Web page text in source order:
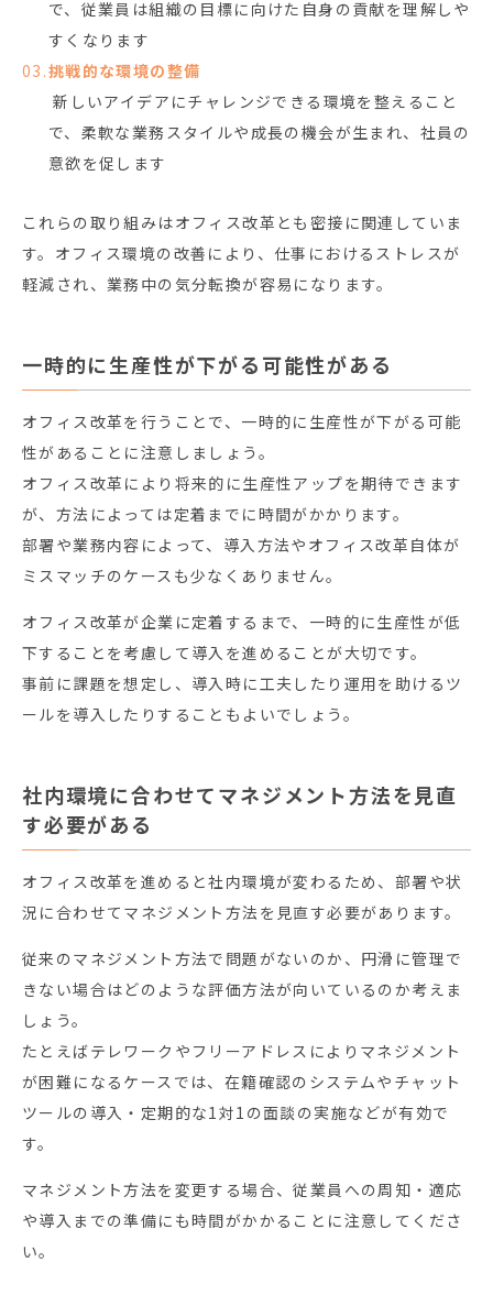
で、従業員は組織の目標に向けた自身の貢献を理解しや
すくなります
挑戦的な環境の整備
新しいアイデアにチャレンジできる環境を整えること
で、柔軟な業務スタイルや成長の機会が生まれ、社員の
意欲を促します
これらの取り組みはオフィス改革とも密接に関連していま
す。オフィス環境の改善により、仕事におけるストレスが
軽減され、業務中の気分転換が容易になります。
一時的に生産性が下がる可能性がある
オフィス改革を行うことで、一時的に生産性が下がる可能
性があることに注意しましょう。
オフィス改革により将来的に生産性アップを期待できます
が、方法によっては定着までに時間がかかります。
部署や業務内容によって、導入方法やオフィス改革自体が
ミスマッチのケースも少なくありません。
オフィス改革が企業に定着するまで、一時的に生産性が低
下することを考慮して導入を進めることが大切です。
事前に課題を想定し、導入時に工夫したり運用を助けるツ
ールを導入したりすることもよいでしょう。
社内環境に合わせてマネジメント方法を見直
す必要がある
オフィス改革を進めると社内環境が変わるため、部署や状
況に合わせてマネジメント方法を見直す必要があります。
従来のマネジメント方法で問題がないのか、円滑に管理で
きない場合はどのような評価方法が向いているのか考えま
しょう。
たとえばテレワークやフリーアドレスによりマネジメント
が困難になるケースでは、在籍確認のシステムやチャット
ツールの導入・定期的な1対1の面談の実施などが有効で
す。
マネジメント方法を変更する場合、従業員への周知・適応
や導入までの準備にも時間がかかることに注意してくださ
い。